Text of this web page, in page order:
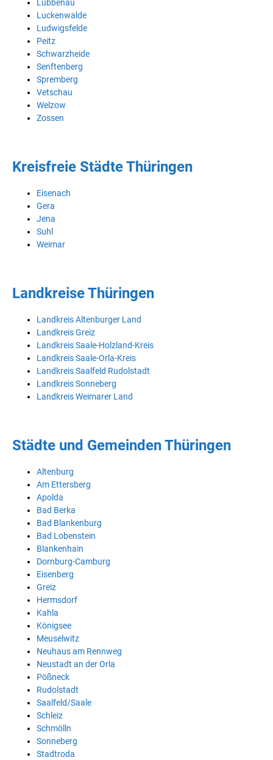
Lübbenau
Luckenwalde
Ludwigsfelde
Peitz
Schwarzheide
Senftenberg
Spremberg
Vetschau
Welzow
Zossen
Kreisfreie Städte Thüringen
Eisenach
Gera
Jena
Suhl
Weimar
Landkreise Thüringen
Landkreis Altenburger Land
Landkreis Greiz
Landkreis Saale-Holzland-Kreis
Landkreis Saale-Orla-Kreis
Landkreis Saalfeld Rudolstadt
Landkreis Sonneberg
Landkreis Weimarer Land
Städte und Gemeinden Thüringen
Altenburg
Am Ettersberg
Apolda
Bad Berka
Bad Blankenburg
Bad Lobenstein
Blankenhain
Dornburg-Camburg
Eisenberg
Greiz
Hermsdorf
Kahla
Königsee
Meuselwitz
Neuhaus am Rennweg
Neustadt an der Orla
Pößneck
Rudolstadt
Saalfeld/Saale
Schleiz
Schmölln
Sonneberg
Stadtroda